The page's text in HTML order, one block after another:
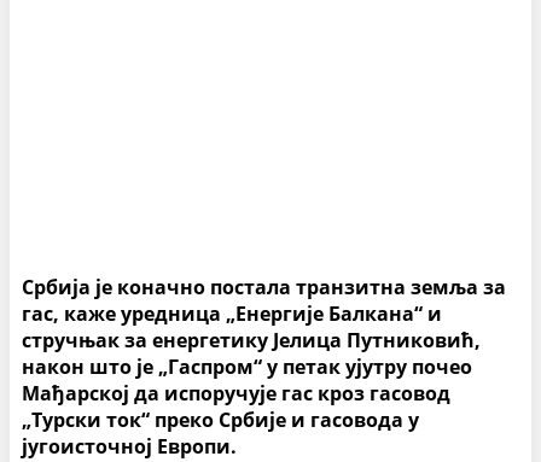
Србија је коначно постала транзитна земља за
гас, каже уредница „Енергије Балкана“ и
стручњак за енергетику Јелица Путниковић,
након што је „Гаспром“ у петак ујутру почео
Мађарској да испоручује гас кроз гасовод
„Турски ток“ преко Србије и гасовода у
југоисточној Европи.